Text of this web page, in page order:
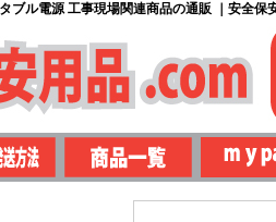
ブル電源 工事現場関連商品の通販 ｜安全保